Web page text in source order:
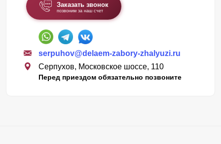
Заказать звонок
позвоним за наш счет
serpuhov@delaem-zabory-zhalyuzi.ru
Серпухов, Московское шоссе, 110
Перед приездом обязательно позвоните